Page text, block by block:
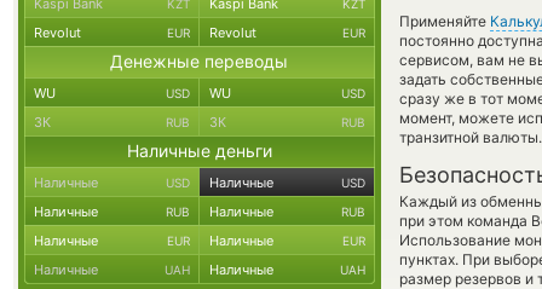
Применяйте
постоянно
сервисом, вам не
задать
сразу же в тот
момент, можете
транзитной валюты.
Каждый из
при этом команда
Использование
пунктах. При
размер резервов и
Kaspi Bank KZT Kaspi Bank KZT
Revolut EUR Revolut EUR
Денежные переводы
WU USD WU USD
ЗК RUB ЗК RUB
Наличные деньги
Наличные USD Наличные USD
Наличные RUB Наличные RUB
Наличные EUR Наличные EUR
Наличные UAH Наличные UAH